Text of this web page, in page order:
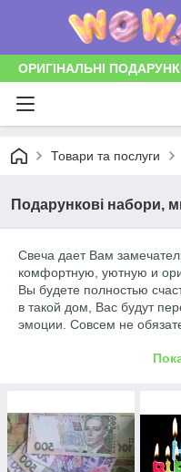
ОРИГІНАЛЬНІ
Товари та послуги
Подарункові набори,
Свеча дает Вам
комфортную, уютную и
Вы будете полностью
в такой дом, Вас будут
эмоции. Совсем не
Для того чтобы достичь
аксессуары помогают
аксессуары для дома
Правильно и со вкусом
преобразить ваш дом в